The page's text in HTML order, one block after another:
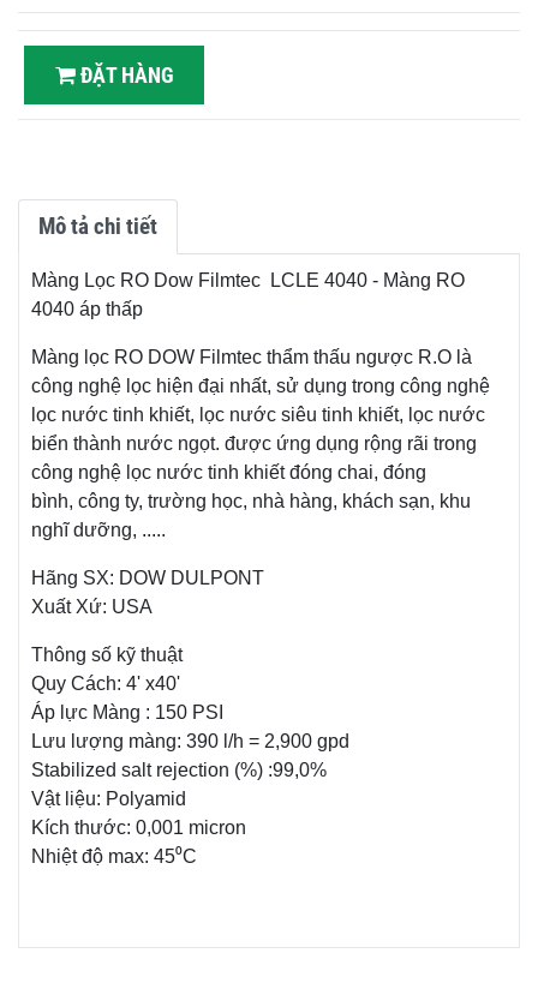
ĐẶT HÀNG
Mô tả chi tiết
Màng Lọc RO Dow Filmtec LCLE 4040 - Màng RO
4040 áp thấp
Màng lọc RO DOW Filmtec thẩm thấu ngược R.O là
công nghệ lọc hiện đại nhất, sử dụng trong công nghệ
lọc nước tinh khiết, lọc nước siêu tinh khiết, lọc nước
biển thành nước ngọt. được ứng dụng rộng rãi trong
công nghệ lọc nước tinh khiết đóng chai, đóng
bình, công ty, trường học, nhà hàng, khách sạn, khu
nghĩ dưỡng, .....
Hãng SX: DOW DULPONT
Xuất Xứ: USA
Thông số kỹ thuật
Quy Cách: 4' x40'
Áp lực Màng : 150 PSI
Lưu lượng màng: 390 l/h = 2,900 gpd
Stabilized salt rejection (%) :99,0%
Vật liệu: Polyamid
Kích thước: 0,001 micron
Nhiệt độ max: 45⁰C